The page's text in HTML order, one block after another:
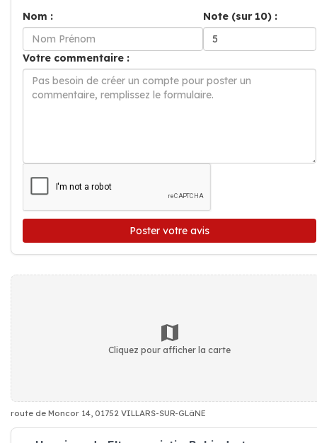
Nom :
Note (sur 10) :
Votre commentaire :
Poster votre avis
Cliquez pour afficher la carte
route de Moncor 14, 01752 VILLARS-SUR-GLâNE